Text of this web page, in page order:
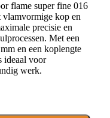
flame super fine 016
vlamvormige kop en
precisie en
Met een
en een koplengte
ideaal voor
werk.